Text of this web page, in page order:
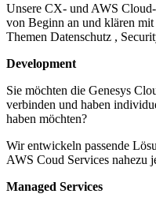
Unsere CX- und AWS
von Beginn an und klären
Themen Datenschutz ,
Development
Sie möchten die Genesys
verbinden und haben
haben möchten?
Wir entwickeln passende
AWS Coud Services nahezu
Managed Services